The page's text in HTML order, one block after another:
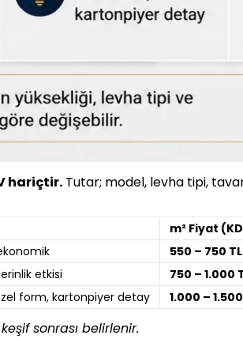
hariçtir. Tutar; model, levha tipi,
m² Fiyat
550 – 750 TL
etkisi
750 – 1.000
form, kartonpiyer detay 1.000 –
sonrası belirlenir.